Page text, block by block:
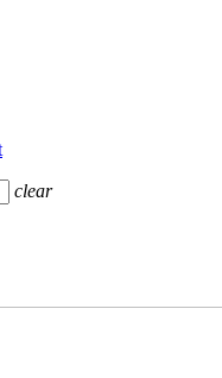
clear